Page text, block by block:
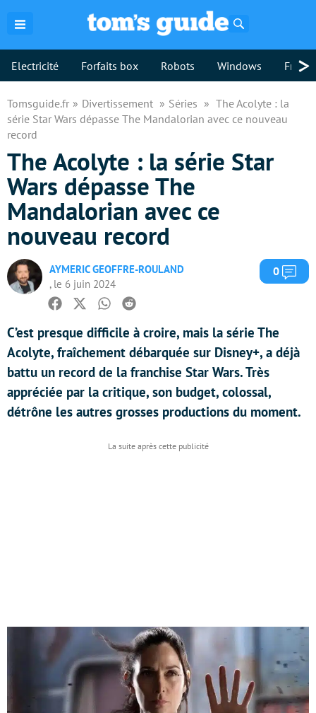
Electricité Forfaits box Robots Windows >
Tomsguide.fr Divertissement Séries
The Acolyte : la
série Star Wars dépasse The Mandalorian avec ce nouveau
record
The Acolyte : la série Star
Wars dépasse The
Mandalorian avec ce
nouveau record
AYMERIC GEOFFRE-ROULAND
, le 6 juin 2024
0
Facebook
TwitterWhatsapp
Reddit
C’est presque difficile à croire, mais la série The
Acolyte, fraîchement débarquée sur Disney+, a déjà
battu un record de la franchise Star Wars. Très
appréciée par la critique, son budget, colossal,
détrône les autres grosses productions du moment.